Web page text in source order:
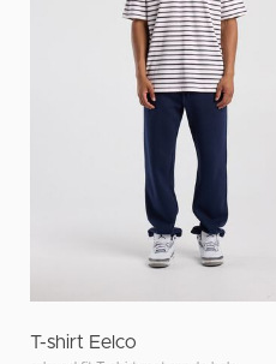
T-shirt Eelco